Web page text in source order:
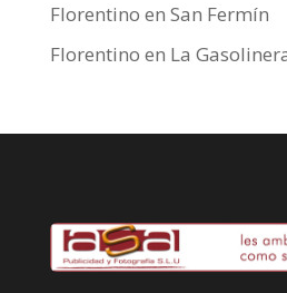
Florentino en San Fermín
Florentino en La